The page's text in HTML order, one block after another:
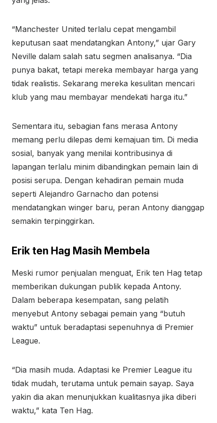
“Manchester United terlalu cepat mengambil
keputusan saat mendatangkan Antony,” ujar Gary
Neville dalam salah satu segmen analisanya. “Dia
punya bakat, tetapi mereka membayar harga yang
tidak realistis. Sekarang mereka kesulitan mencari
klub yang mau membayar mendekati harga itu.”
Sementara itu, sebagian fans merasa Antony
memang perlu dilepas demi kemajuan tim. Di media
sosial, banyak yang menilai kontribusinya di
lapangan terlalu minim dibandingkan pemain lain di
posisi serupa. Dengan kehadiran pemain muda
seperti Alejandro Garnacho dan potensi
mendatangkan winger baru, peran Antony dianggap
semakin terpinggirkan.
Erik ten Hag Masih Membela
Meski rumor penjualan menguat, Erik ten Hag tetap
memberikan dukungan publik kepada Antony.
Dalam beberapa kesempatan, sang pelatih
menyebut Antony sebagai pemain yang “butuh
waktu” untuk beradaptasi sepenuhnya di Premier
League.
“Dia masih muda. Adaptasi ke Premier League itu
tidak mudah, terutama untuk pemain sayap. Saya
yakin dia akan menunjukkan kualitasnya jika diberi
waktu,” kata Ten Hag.